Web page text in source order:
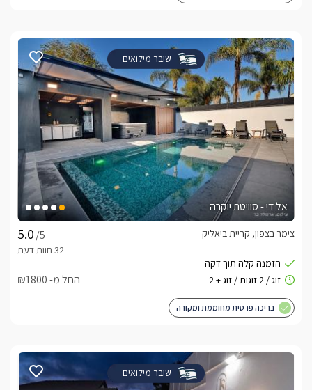
שובר מילואים
אל די - סוויטת יוקרה
/5
צימר בצפון, קריית ביאליק
החל מ- ₪1800
בריכה פרטית מחוממת ומקורה
שובר מילואים